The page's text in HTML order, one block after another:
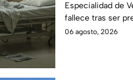
Especialidad de
fallece tras ser
propio yerno.
06 agosto, 2026